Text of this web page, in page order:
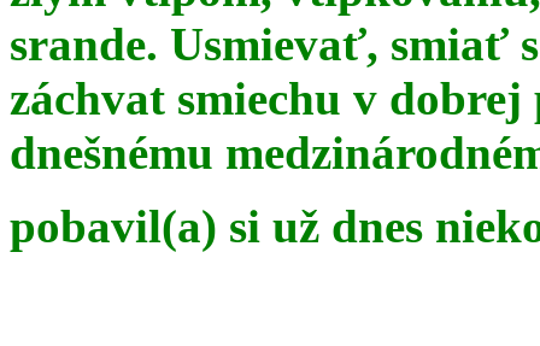
srande. Usmievať, smiať
záchvat smiechu v
dnešnému
pobavil(a) si už dnes